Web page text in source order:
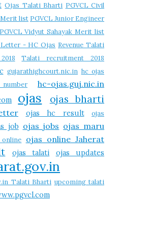
Ojas Talati Bharti PGVCL Civil
Merit list PGVCL Junior Engineer
PGVCL Vidyut Sahayak Merit list
- HC Ojas Revenue Talati
Talati recruitment 2018
gujarathighcourt.nic.in hc ojas
hc-ojas.guj.nic.in
ojas ojas bharti
ojas hc result
ojas
job ojas jobs ojas maru
ojas online Jaherat
ojas talati ojas updates
Talati Bharti upcoming talati